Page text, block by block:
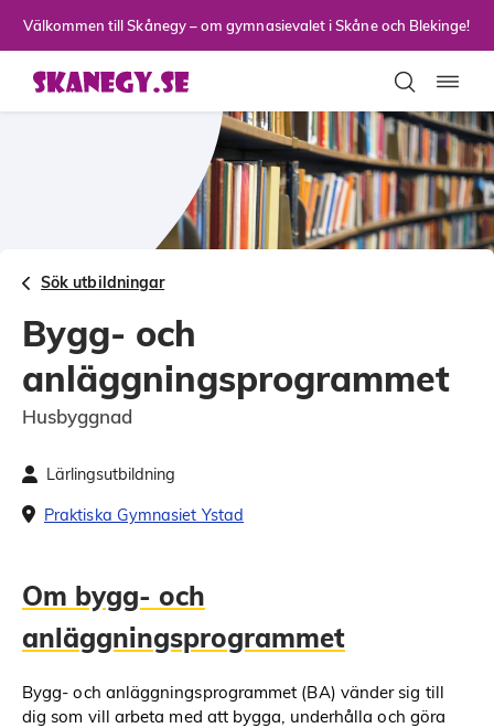
Välkommen till Skånegy – om gymnasievalet i Skåne och Blekinge!
Sök utbildningar
Bygg- och
anläggningsprogrammet
Husbyggnad
Lärlingsutbildning
Praktiska Gymnasiet Ystad
Om bygg- och
anläggningsprogrammet
Bygg- och anläggningsprogrammet (BA) vänder sig till
dig som vill arbeta med att bygga, underhålla och göra